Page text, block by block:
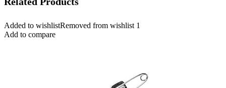
Added to wishlistRemoved from wishlist 1
Add to compare